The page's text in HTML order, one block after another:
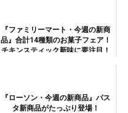
『ファミリーマート・今週の新商
品』合計14種類のお菓子フェア！
チキンスティック新味に要注目！
『ローソン・今週の新商品』パス
タ新商品がたっぷり登場！